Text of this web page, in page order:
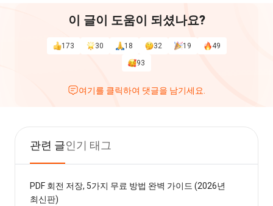
이 글이 도움이 되셨나요?
173 30 18 32 19
49
93
여기를 클릭하여 댓글을 남기세요.
관련 글인기 태그
PDF 회전 저장, 5가지 무료 방법 완벽 가이드 (2026년
최신판)